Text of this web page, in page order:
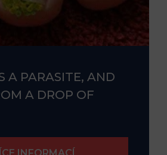
A PARASITE, AND
A DROP OF